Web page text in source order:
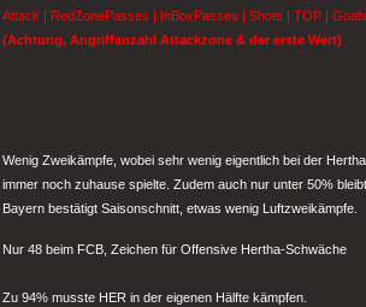
Attack | RedZonePasses | InBoxPasses | Shots | TOP | Goals
(Achtung, Angriffanzahl Attackzone & der erste Wert)
Wenig Zweikämpfe, wobei sehr wenig eigentlich bei der
immer noch zuhause spielte. Zudem auch nur unter 50% bleibt.
Bayern bestätigt Saisonschnitt, etwas wenig Luftzweikämpfe.
Nur 48 beim FCB, Zeichen für Offensive Hertha-Schwäche
Zu 94% musste HER in der eigenen Hälfte kämpfen.